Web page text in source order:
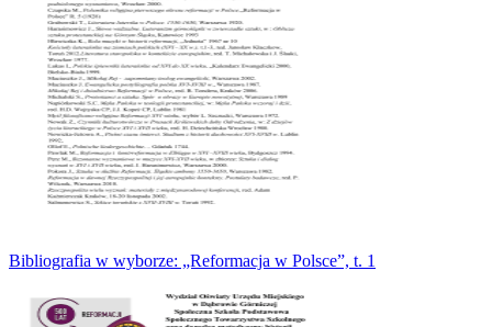
Bibliografia w wyborze: „Reformacja w Polsce”, t. 1